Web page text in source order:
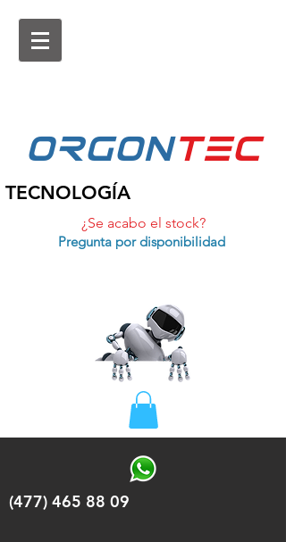
ORGONtEc
TECNOLOGÍA
¿Se acabo el stock?
Pregunta por disponibilidad
(477) 465 88 09